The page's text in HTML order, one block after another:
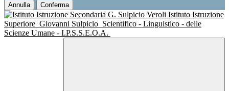
Annulla Conferma
Istituto Istruzione
Superiore Giovanni Sulpicio Scientifico - Linguistico - delle
Scienze Umane - I.P.S.S.E.O.A.